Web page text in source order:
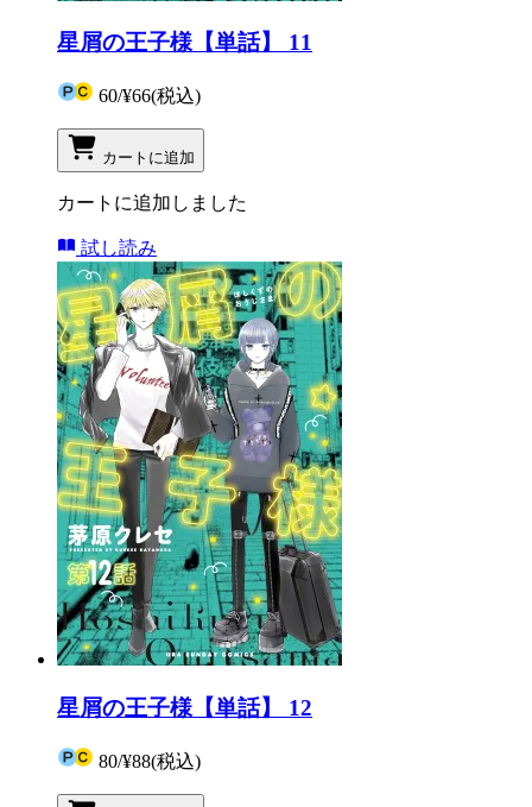
星屑の王子様【単話】 11
60/¥66(税込)
カートに追加
カートに追加しました
試し読み
星屑の王子様【単話】 12
80/¥88(税込)